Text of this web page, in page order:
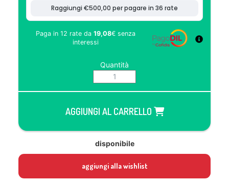
Paga in 12 rate da 19,08€ senza
interessi
Quantità
AGGIUNGI AL CARRELLO
disponibile
aggiungi alla wishlist